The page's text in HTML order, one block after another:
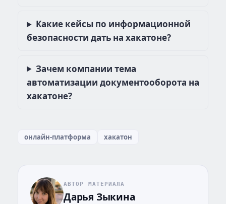
Какие кейсы по информационной
безопасности дать на хакатоне?
Зачем компании тема
автоматизации документооборота на
хакатоне?
онлайн-платформа хакатон
АВТОР МАТЕРИАЛА
Дарья Зыкина